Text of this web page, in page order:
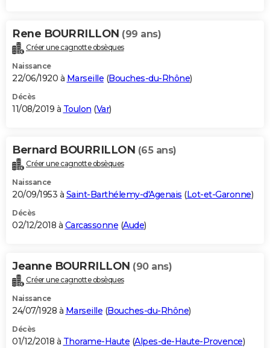
Rene BOURRILLON (99 ans)
Créer une cagnotte obsèques
Naissance
22/06/1920 à Marseille (Bouches-du-Rhône)
Décès
11/08/2019 à Toulon (Var)
Bernard BOURRILLON (65 ans)
Créer une cagnotte obsèques
Naissance
20/09/1953 à Saint-Barthélemy-d'Agenais (Lot-et-Garonne)
Décès
02/12/2018 à Carcassonne (Aude)
Jeanne BOURRILLON (90 ans)
Créer une cagnotte obsèques
Naissance
24/07/1928 à Marseille (Bouches-du-Rhône)
Décès
01/12/2018 à Thorame-Haute (Alpes-de-Haute-Provence)